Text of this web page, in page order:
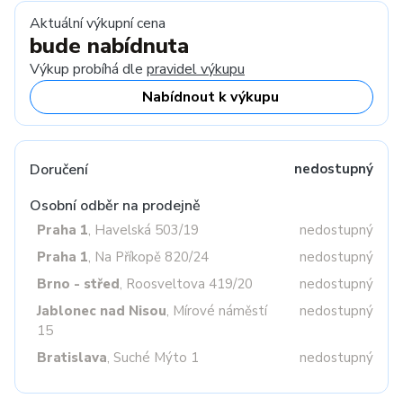
Aktuální výkupní cena
bude nabídnuta
Výkup probíhá dle pravidel výkupu
Nabídnout k výkupu
Doručení nedostupný
Osobní odběr na prodejně
Praha 1, Havelská 503/19
nedostupný
Praha 1, Na Příkopě 820/24
nedostupný
Brno - střed, Roosveltova 419/20
nedostupný
Jablonec nad Nisou, Mírové náměstí
15
nedostupný
Bratislava, Suché Mýto 1 nedostupný